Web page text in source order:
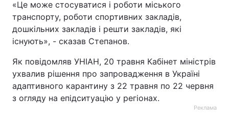
«Це може стосуватися і роботи міського
транспорту, роботи спортивних закладів,
дошкільних закладів і решти закладів, які
існують», - сказав Степанов.
Як повідомляв УНІАН, 20 травня Кабінет міністрів
ухвалив рішення про запровадження в Україні
адаптивного карантину з 22 травня по 22 червня
з огляду на епідситуацію у регіонах.
Реклама